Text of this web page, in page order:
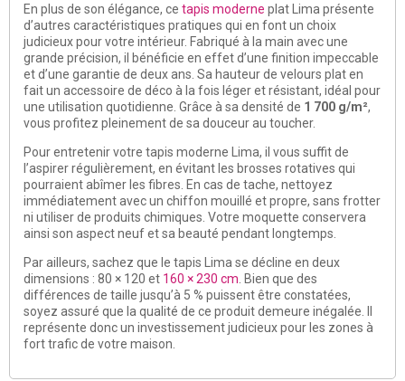
En plus de son élégance, ce tapis moderne plat Lima présente
d’autres caractéristiques pratiques qui en font un choix
judicieux pour votre intérieur. Fabriqué à la main avec une
grande précision, il bénéficie en effet d’une finition impeccable
et d’une garantie de deux ans. Sa hauteur de velours plat en
fait un accessoire de déco à la fois léger et résistant, idéal pour
une utilisation quotidienne. Grâce à sa densité de 1 700 g/m²,
vous profitez pleinement de sa douceur au toucher.
Pour entretenir votre tapis moderne Lima, il vous suffit de
l’aspirer régulièrement, en évitant les brosses rotatives qui
pourraient abîmer les fibres. En cas de tache, nettoyez
immédiatement avec un chiffon mouillé et propre, sans frotter
ni utiliser de produits chimiques. Votre moquette conservera
ainsi son aspect neuf et sa beauté pendant longtemps.
Par ailleurs, sachez que le tapis Lima se décline en deux
dimensions : 80 × 120 et 160 × 230 cm . Bien que des
différences de taille jusqu’à 5 % puissent être constatées,
soyez assuré que la qualité de ce produit demeure inégalée. Il
représente donc un investissement judicieux pour les zones à
fort trafic de votre maison.